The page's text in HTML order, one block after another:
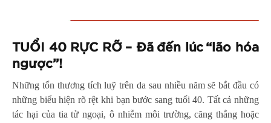
TUỔI 40 RỰC RỠ – Đã đến lúc “lão hóa
ngược”!
Những tổn thương tích luỹ trên da sau nhiều năm sẽ bắt đầu có
những biểu hiện rõ rệt khi bạn bước sang tuổi 40. Tất cả những
tác hại của tia tử ngoại, ô nhiễm môi trường, căng thẳng hoặc